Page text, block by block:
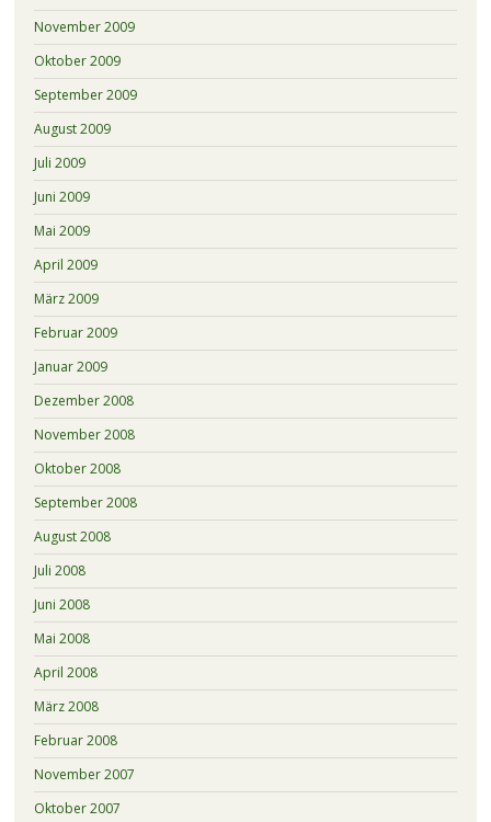
November 2009
Oktober 2009
September 2009
August 2009
Juli 2009
Juni 2009
Mai 2009
April 2009
März 2009
Februar 2009
Januar 2009
Dezember 2008
November 2008
Oktober 2008
September 2008
August 2008
Juli 2008
Juni 2008
Mai 2008
April 2008
März 2008
Februar 2008
November 2007
Oktober 2007